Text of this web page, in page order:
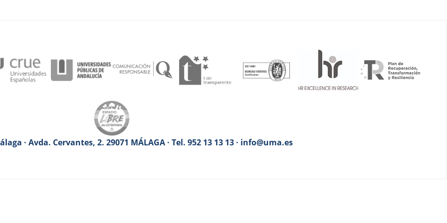
· Avda. Cervantes, 2. 29071 MÁLAGA · Tel. 952 13 13 13 · info@uma.es